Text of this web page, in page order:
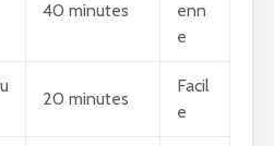
40 minutes
enn
e
20 minutes
Facil
e